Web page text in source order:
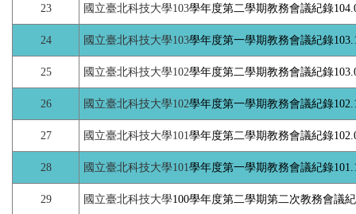
23 國立臺北科技大學103學年度第二學期教務會議紀錄
24 國立臺北科技大學103學年度第一學期教務會議紀錄
25 國立臺北科技大學102學年度第二學期教務會議紀錄
26 國立臺北科技大學102學年度第一學期教務會議紀錄
27 國立臺北科技大學101學年度第二學期教務會議紀錄
28 國立臺北科技大學101學年度第一學期教務會議紀錄
29 國立臺北科技大學100學年度第二學期第二次教務會議